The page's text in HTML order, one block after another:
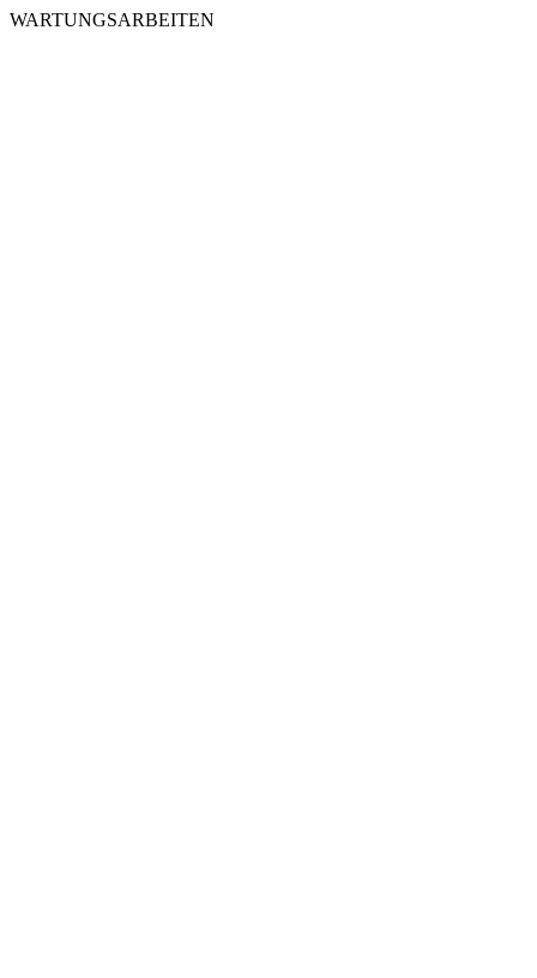
WARTUNGSARBEITEN